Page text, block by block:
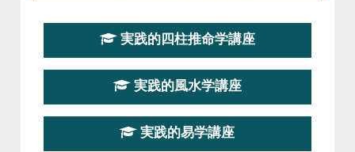
第１９期立命塾『実践的易学講座』
2026-08-22～2026-10-25
第19期立命塾実践的四柱推命学講座
2026-03-20～2026-07-19
実践的四柱推命学講座
実践的風水学講座
実践的易学講座